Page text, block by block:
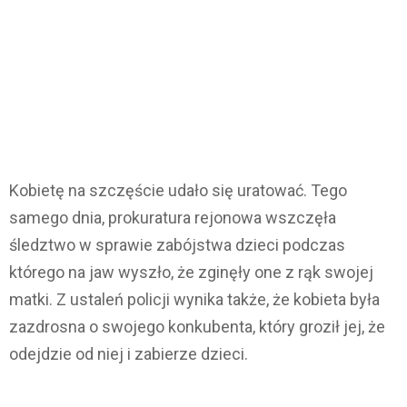
Kobietę na szczęście udało się uratować. Tego
samego dnia, prokuratura rejonowa wszczęła
śledztwo w sprawie zabójstwa dzieci podczas
którego na jaw wyszło, że zginęły one z rąk swojej
matki. Z ustaleń policji wynika także, że kobieta była
zazdrosna o swojego konkubenta, który groził jej, że
odejdzie od niej i zabierze dzieci.